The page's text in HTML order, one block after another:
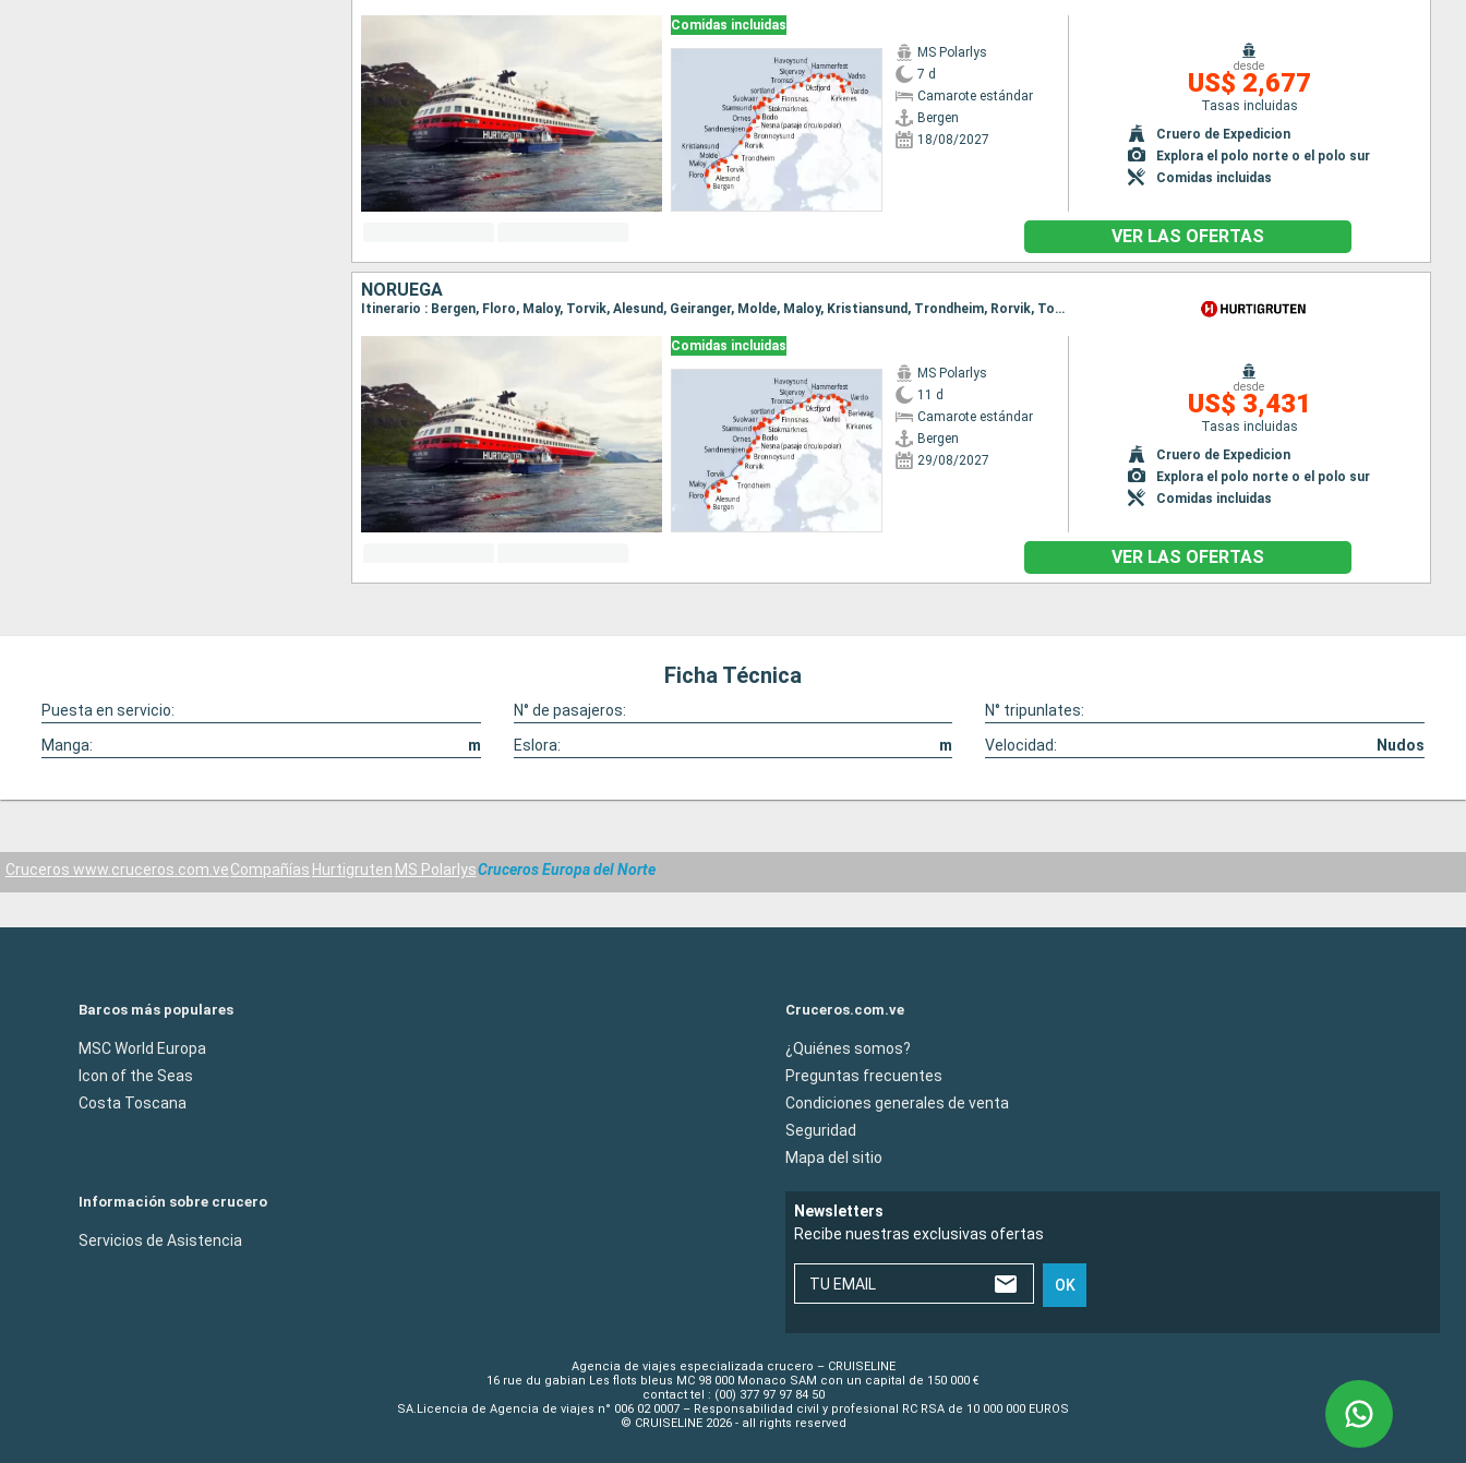
Comidas incluidas
MS Polarlys
7 d
Camarote estándar
Bergen
18/08/2027
desde
US$ 2,677
Tasas incluidas
Cruero de Expedicion
Explora el polo norte o el polo sur
Comidas incluidas
VER LAS OFERTAS
NORUEGA
Itinerario : Bergen, Floro, Maloy, Torvik, Alesund, Geiranger, Molde, Maloy, Kristiansund, Trondheim, Rorvik, Torvik, Bronnoysund, Sandnessjoen, Nesna (pasaje círculo polar), Ornes, Bodo, Stamsund, Svolvaer, Alesund, Stokmarknes, sortland, Risoyhamn, Harstad, Finnsnes, Tromso, Skjervoy, Geiranger, Oksfjord, Hammerfest, Havoysund, Honningsvag, Kjollefjord, Mehamn, Berlevag, Alesund, Batsfjord, Vardo, Vadso, Kirkenes, Berlevag, Molde, Mehamn, Kjollefjord, Honningsvag, Havoysund, Hammerfest, Oksfjord, Skjervoy, Tromso, Kristiansund, Finnsnes, Harstad, Risoyhamn, sortland, Stokmarknes, Svolvaer, Stamsund, Trondheim, Bodo, Ornes, Nesna (pasaje círculo polar), Sandnessjoen, Bronnoysund, Rorvik, Trondheim, Bronnoysund, Sandnessjoen, Nesna (pasaje círculo polar), Ornes, Bodo, Stamsund, Svolvaer, Stokmarknes, sortland, Risoyhamn, Harstad, Finnsnes, Tromso, Skjervoy, Oksfjord, Hammerfest, Havoysund, Honningsvag, Kjollefjord, Mehamn, Berlevag, Batsfjord, Vardo, Vadso, Kirkenes, Vardo, Batsfjord, Berlevag, Mehamn, Kjollefjord, Honningsvag, Havoysund, Hammerfest, Oksfjord, Skjervoy, Tromso, Finnsnes, Harstad, Risoyhamn, sortland, Stokmarknes, Svolvaer, Stamsund, Bodo, Ornes, Nesna (pasaje círculo polar), Sandnessjoen, Bronnoysund, Rorvik, Trondheim
Comidas incluidas
MS Polarlys
11 d
Camarote estándar
Bergen
29/08/2027
desde
US$ 3,431
Tasas incluidas
Cruero de Expedicion
Explora el polo norte o el polo sur
Comidas incluidas
VER LAS OFERTAS
Ficha Técnica
Puesta en servicio: N° de pasajeros:
N° tripunlates:
Manga:
m Eslora: m Velocidad: Nudos
Cruceros www.cruceros.com.veCompañías Hurtigruten MS PolarlysCruceros Europa del Norte
Barcos más populares
MSC World Europa
Icon of the Seas
Costa Toscana
Cruceros.com.ve
¿Quiénes somos?
Preguntas frecuentes
Condiciones generales de venta
Seguridad
Mapa del sitio
Información sobre crucero
Servicios de Asistencia
Newsletters
Recibe nuestras exclusivas ofertas
TU EMAIL OK
Agencia de viajes especializada crucero – CRUISELINE
16 rue du gabian Les flots bleus MC 98 000 Monaco SAM con un capital de 150 000 €
contact tel : (00) 377 97 97 84 50
SA.Licencia de Agencia de viajes n° 006 02 0007 – Responsabilidad civil y profesional RC RSA de 10 000 000 EUROS
© CRUISELINE 2026 - all rights reserved